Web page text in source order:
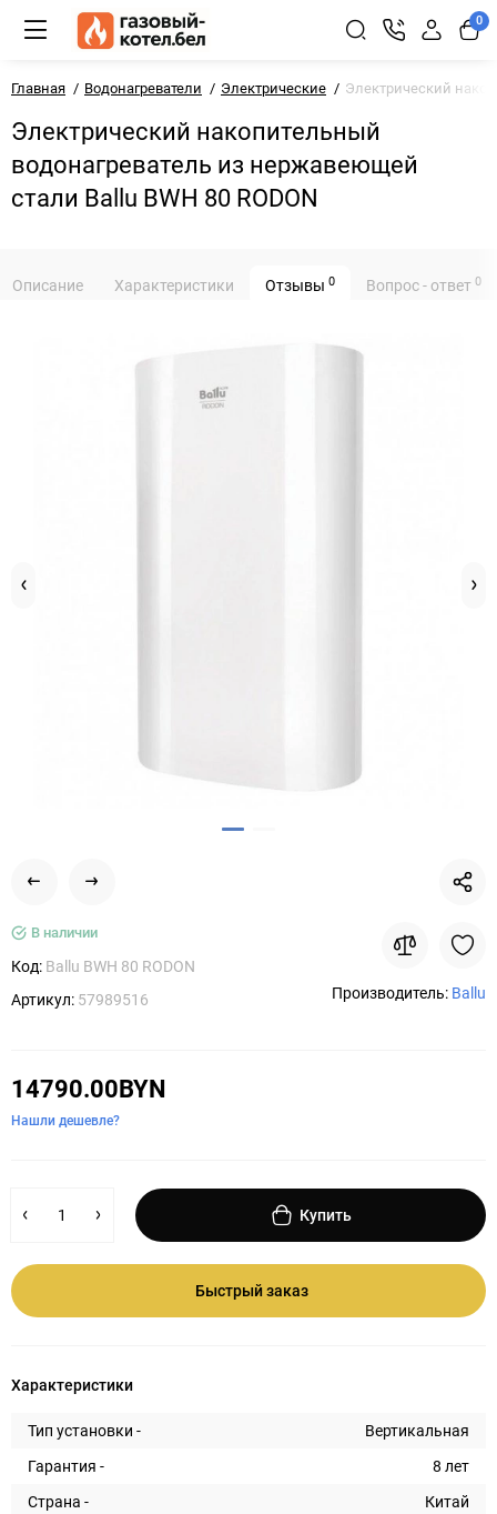
0
Главная Водонагреватели Электрические Электрический
Электрический накопительный
водонагреватель из нержавеющей
стали Ballu BWH 80 RODON
Описание Характеристики Отзывы 0 Вопрос - ответ 0
В наличии
Код: Ballu BWH 80 RODON
Артикул: 57989516 Производитель: Ballu
14790.00BYN
Нашли дешевле?
Купить
Быстрый заказ
Характеристики
Тип установки -
Вертикальная
Гарантия -
8 лет
Страна -
Китай